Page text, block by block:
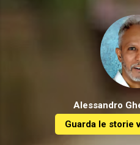
Alessandro
Guarda le storie